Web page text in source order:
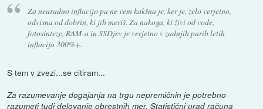
Za neuradno inflacijo pa ne vem kakšna je, ker je, zelo verjetno,
odvisna od dobrin, ki jih meriš. Za nakoga, ki živi od vode,
fotosinteze, RAM-a in SSDjev je verjetno v zadnjih parih letih
inflacija 300%+.
S tem v zvezi...se citiram...
Za razumevanje dogajanja na trgu nepremičnin je potrebno
razumeti tudi delovanje obrestnih mer. Statistični urad računa